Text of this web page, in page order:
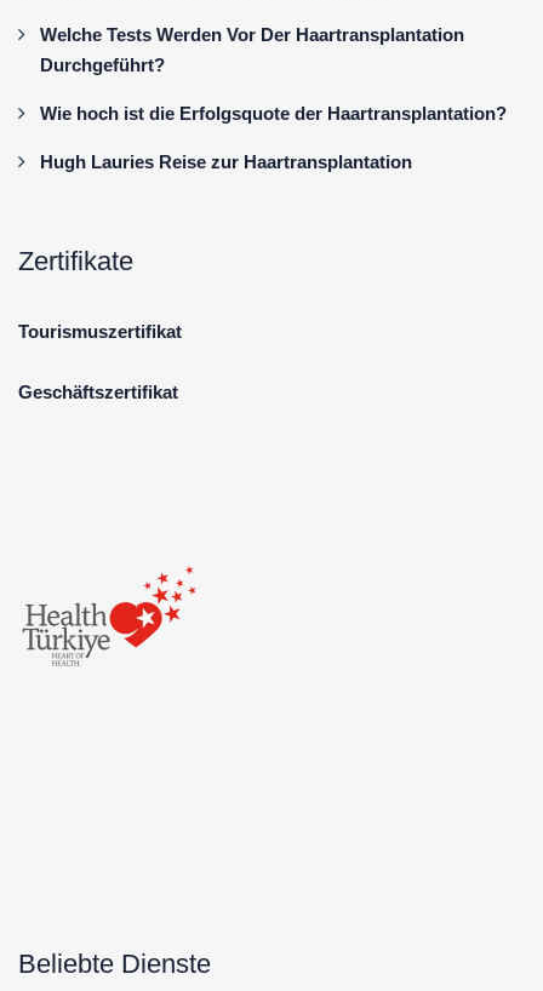
Welche Tests Werden Vor Der Haartransplantation
Durchgeführt?
Wie hoch ist die Erfolgsquote der Haartransplantation?
Hugh Lauries Reise zur Haartransplantation
Zertifikate
Tourismuszertifikat
Geschäftszertifikat
Beliebte Dienste